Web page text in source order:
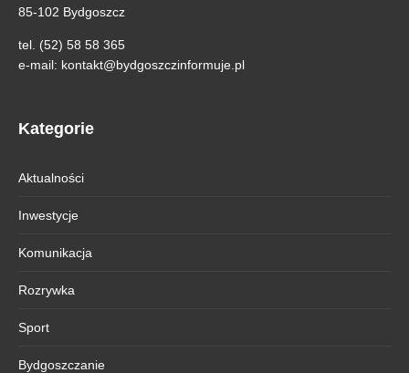
85-102 Bydgoszcz
tel. (52) 58 58 365
e-mail: kontakt@bydgoszczinformuje.pl
Kategorie
Aktualności
Inwestycje
Komunikacja
Rozrywka
Sport
Bydgoszczanie